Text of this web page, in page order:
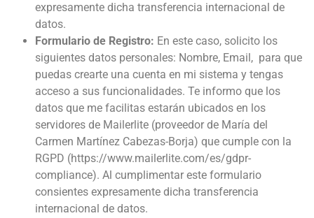
expresamente dicha transferencia internacional de
datos.
Formulario de Registro: En este caso, solicito los
siguientes datos personales: Nombre, Email, para que
puedas crearte una cuenta en mi sistema y tengas
acceso a sus funcionalidades. Te informo que los
datos que me facilitas estarán ubicados en los
servidores de Mailerlite (proveedor de María del
Carmen Martínez Cabezas-Borja) que cumple con la
RGPD (https://www.mailerlite.com/es/gdpr-
compliance). Al cumplimentar este formulario
consientes expresamente dicha transferencia
internacional de datos.